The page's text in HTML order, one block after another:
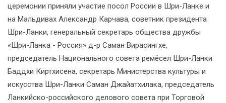
церемонии приняли участие посол России в Шри-Ланке и
на Мальдивах Александр Карчава, советник президента
Шри-Ланки, генеральный секретарь общества дружбы
«Шри-Ланка - Россия» д-р Саман Вирасингхе,
председатель Национального совета ремёсел Шри-Ланки
Баддхи Киртхисена, секретарь Министерства культуры и
искусства Шри-Ланки Саман Джайатхилака, председатель
Ланкийско-российского делового совета при Торговой